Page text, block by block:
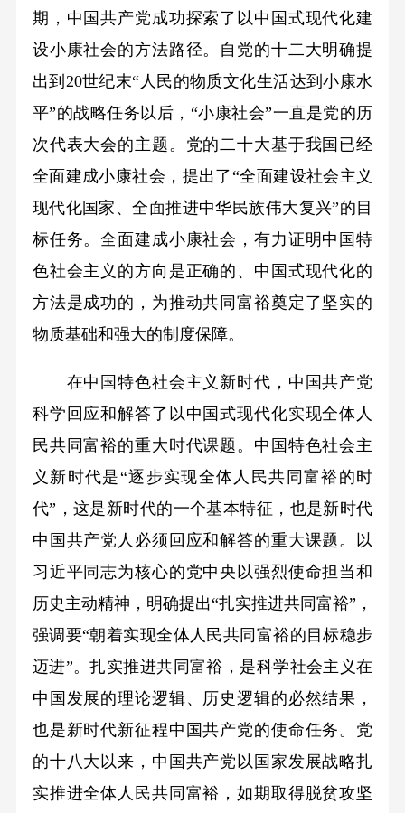
期，中国共产党成功探索了以中国式现代化建
设小康社会的方法路径。自党的十二大明确提
出到20世纪末“人民的物质文化生活达到小康水
平”的战略任务以后，“小康社会”一直是党的历
次代表大会的主题。党的二十大基于我国已经
全面建成小康社会，提出了“全面建设社会主义
现代化国家、全面推进中华民族伟大复兴”的目
标任务。全面建成小康社会，有力证明中国特
色社会主义的方向是正确的、中国式现代化的
方法是成功的，为推动共同富裕奠定了坚实的
物质基础和强大的制度保障。
在中国特色社会主义新时代，中国共产党
科学回应和解答了以中国式现代化实现全体人
民共同富裕的重大时代课题。中国特色社会主
义新时代是“逐步实现全体人民共同富裕的时
代”，这是新时代的一个基本特征，也是新时代
中国共产党人必须回应和解答的重大课题。以
习近平同志为核心的党中央以强烈使命担当和
历史主动精神，明确提出“扎实推进共同富裕”，
强调要“朝着实现全体人民共同富裕的目标稳步
迈进”。扎实推进共同富裕，是科学社会主义在
中国发展的理论逻辑、历史逻辑的必然结果，
也是新时代新征程中国共产党的使命任务。党
的十八大以来，中国共产党以国家发展战略扎
实推进全体人民共同富裕，如期取得脱贫攻坚